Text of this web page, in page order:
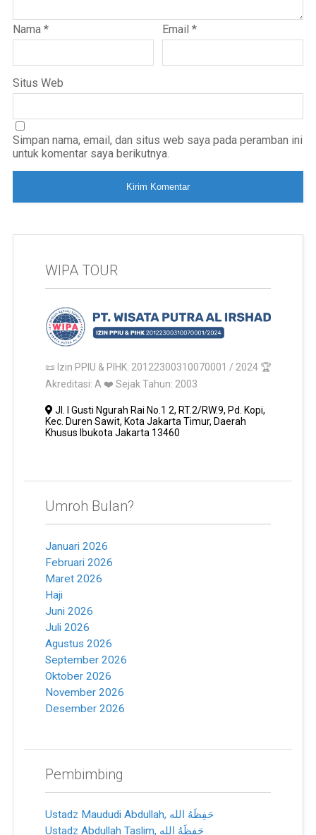
Nama * Email*
Situs Web
Simpan nama, email, dan situs web saya pada peramban ini
untuk komentar saya berikutnya.
WIPA TOUR
📜 Izin PPIU & PIHK: 20122300310070001 / 2024 🏆
Akreditasi: A ❤️ Sejak Tahun: 2003
Jl. I Gusti Ngurah Rai No.1 2, RT.2/RW.9, Pd. Kopi,
Kec. Duren Sawit, Kota Jakarta Timur, Daerah
Khusus Ibukota Jakarta 13460
Umroh Bulan?
Januari 2026
Februari 2026
Maret 2026
Haji
Juni 2026
Juli 2026
Agustus 2026
September 2026
Oktober 2026
November 2026
Desember 2026
Pembimbing
Ustadz Maududi Abdullah, ﺣَﻔِﻈَﻪُ ﺍﻟﻠﻪ
Ustadz Abdullah Taslim, ﺣَﻔِﻈَﻪُ ﺍﻟﻠﻪ